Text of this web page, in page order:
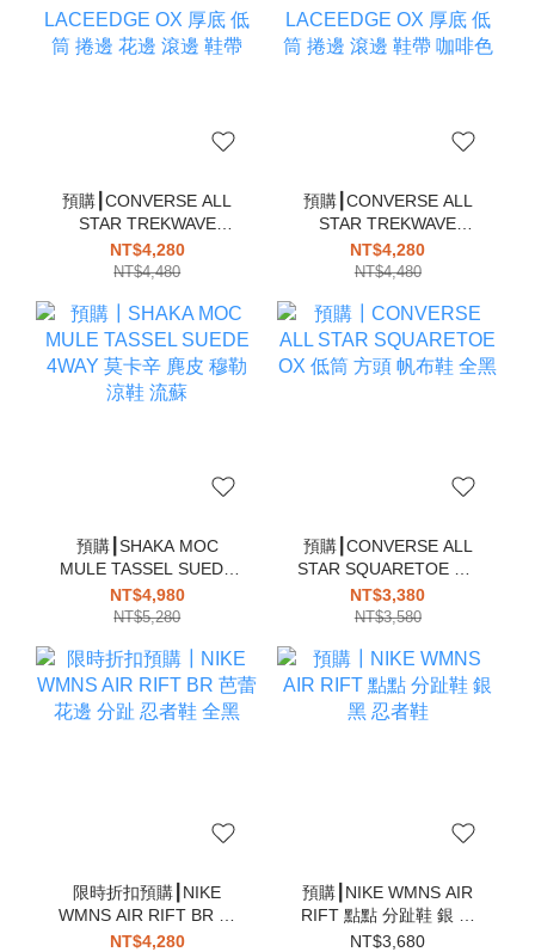
預購┃CONVERSE ALL
STAR TREKWAVE
LACEEDGE OX 厚底 低
筒 捲邊 花邊 滾邊 鞋帶
NT$4,280
NT$4,480
預購┃CONVERSE ALL
STAR TREKWAVE
LACEEDGE OX 厚底 低
筒 捲邊 滾邊 鞋帶 咖啡色
NT$4,280
NT$4,480
預購┃SHAKA MOC
MULE TASSEL SUEDE
4WAY 莫卡辛 麂皮 穆勒
涼鞋 流蘇
NT$4,980
NT$5,280
預購┃CONVERSE ALL
STAR SQUARETOE OX
低筒 方頭 帆布鞋 全黑
NT$3,380
NT$3,580
限時折扣預購┃NIKE
WMNS AIR RIFT BR 芭
蕾 花邊 分趾 忍者鞋 全黑
NT$4,280
預購┃NIKE WMNS AIR
RIFT 點點 分趾鞋 銀 黑
忍者鞋
NT$3,680